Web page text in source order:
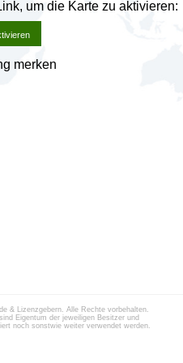
um die Karte zu aktivieren:
merken
& Lizenzgebern. Alle Rechte vorbehalten.
Eigentum der jeweiligen Besitzer und
noch sonstwie weiter verwendet werden.